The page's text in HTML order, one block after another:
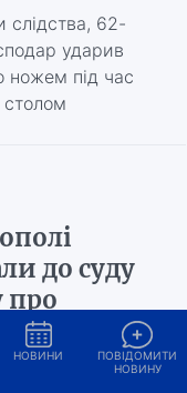
слідства, 62-
ударив
ножем під час
столом
до суду
про
дитини
НОВИНИ
ПОВІДОМИТИ
НОВИНУ